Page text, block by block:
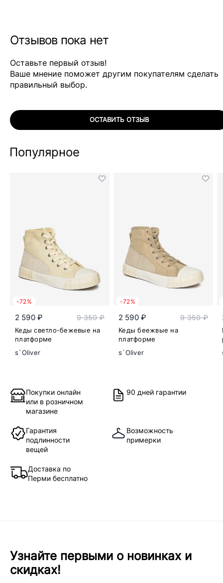
Отзывов пока нет
Оставьте первый отзыв!
Ваше мнение поможет другим покупателям сделать
правильный выбор.
ОСТАВИТЬ ОТЗЫВ
Популярное
-72%
2 590 ₽ 9 350 ₽
Кеды светло-бежевые на
платформе
s`Oliver
-72%
2 590 ₽ 9 350 ₽
Кеды беежвые на
платформе
s`Oliver
Покупки онлайн
или в розничном
магазине
90 дней гарантии
Гарантия
подлинности
вещей
Возможность
примерки
Доставка по
Перми бесплатно
Узнайте первыми о новинках и
скидках!